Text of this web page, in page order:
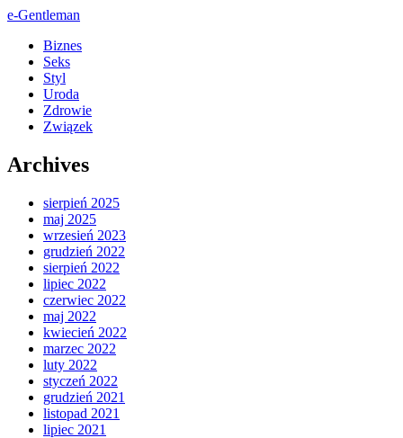
e-Gentleman
Biznes
Seks
Styl
Uroda
Zdrowie
Związek
Archives
sierpień 2025
maj 2025
wrzesień 2023
grudzień 2022
sierpień 2022
lipiec 2022
czerwiec 2022
maj 2022
kwiecień 2022
marzec 2022
luty 2022
styczeń 2022
grudzień 2021
listopad 2021
lipiec 2021